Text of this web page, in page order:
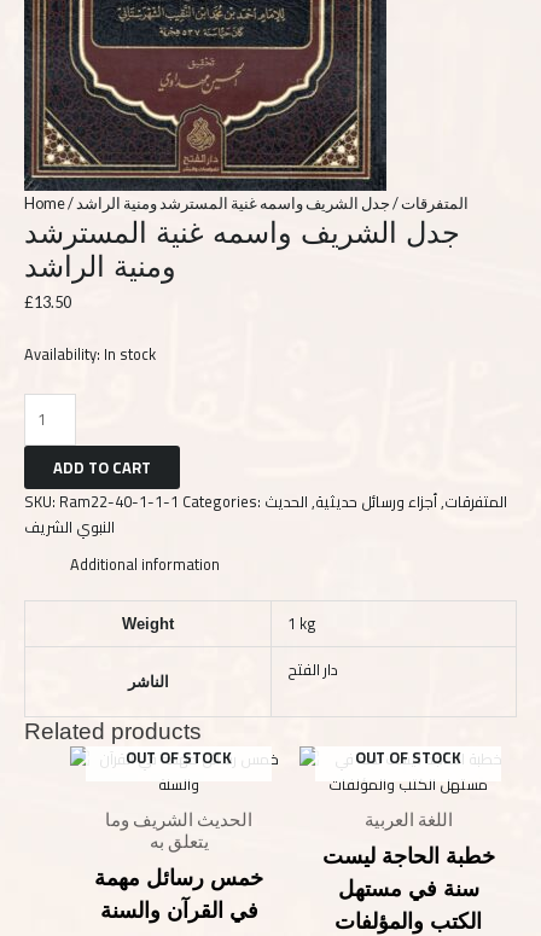
Home/ المتفرقات/ جدل الشريف واسمه غنية المسترشد ومنية الراشد
جدل الشريف واسمه غنية المسترشد
ومنية الراشد
£13.50
Availability: In stock
ADD TO CART
SKU: Ram22-40-1-1-1 Categories: المتفرقات,أجزاء ورسائل حديثية,الحديث
النبوي الشريف
Additional information
Weight 1 kg
الناشر دار الفتح
Related products
OUT OF STOCK
الحديث الشريف وما
يتعلق به
خمس رسائل مهمة
في القرآن والسنة
OUT OF STOCK
اللغة العربية
خطبة الحاجة ليست
سنة في مستهل
الكتب والمؤلفات